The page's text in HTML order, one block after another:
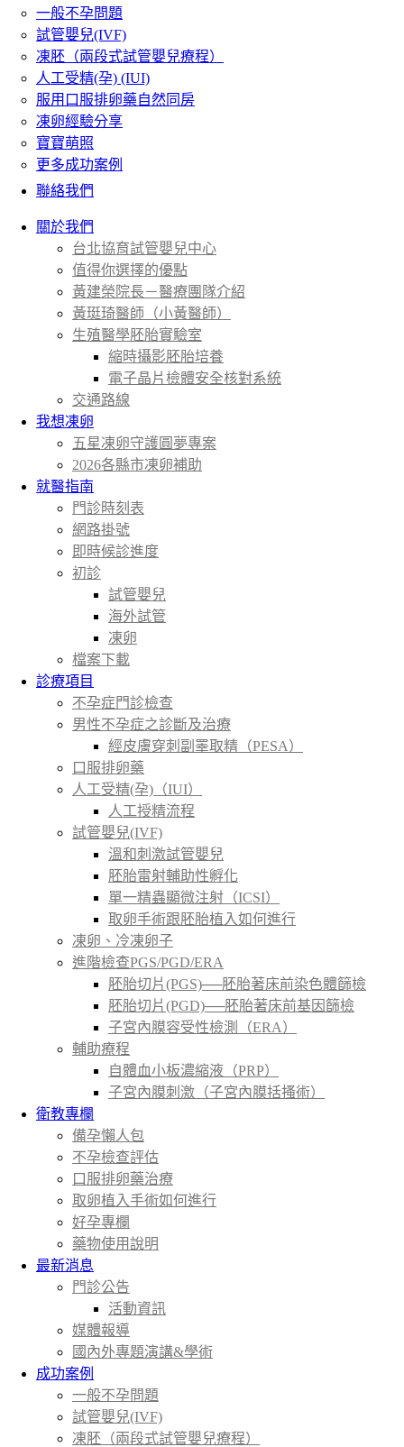
一般不孕問題
試管嬰兒(IVF)
凍胚（兩段式試管嬰兒療程）
人工受精(孕) (IUI)
服用口服排卵藥自然同房
凍卵經驗分享
寶寶萌照
更多成功案例
聯絡我們
關於我們
台北協育試管嬰兒中心
值得你選擇的優點
黃建榮院長－醫療團隊介紹
黃珽琦醫師（小黃醫師）
生殖醫學胚胎實驗室
縮時攝影胚胎培養
電子晶片檢體安全核對系統
交通路線
我想凍卵
五星凍卵守護圓夢專案
2026各縣市凍卵補助
就醫指南
門診時刻表
網路掛號
即時候診進度
初診
試管嬰兒
海外試管
凍卵
檔案下載
診療項目
不孕症門診檢查
男性不孕症之診斷及治療
經皮膚穿刺副睪取精（PESA）
口服排卵藥
人工受精(孕)（IUI）
人工授精流程
試管嬰兒(IVF)
溫和刺激試管嬰兒
胚胎雷射輔助性孵化
單一精蟲顯微注射（ICSI）
取卵手術跟胚胎植入如何進行
凍卵、冷凍卵子
進階檢查PGS/PGD/ERA
胚胎切片(PGS)──胚胎著床前染色體篩檢
胚胎切片(PGD)──胚胎著床前基因篩檢
子宮內膜容受性檢測（ERA）
輔助療程
自體血小板濃縮液（PRP）
子宮內膜刺激（子宮內膜括搔術）
衛教專欄
備孕懶人包
不孕檢查評估
口服排卵藥治療
取卵植入手術如何進行
好孕專欄
藥物使用說明
最新消息
門診公告
活動資訊
媒體報導
國內外專題演講&學術
成功案例
一般不孕問題
試管嬰兒(IVF)
凍胚（兩段式試管嬰兒療程）